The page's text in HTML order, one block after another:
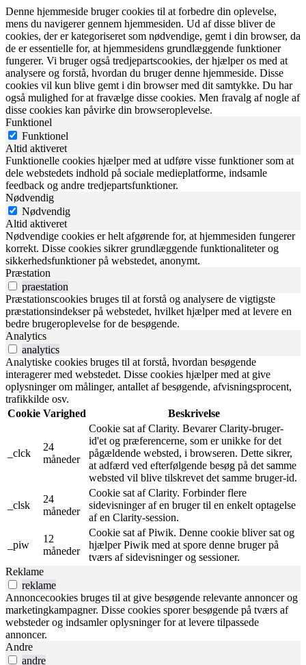
Denne hjemmeside bruger cookies til at forbedre din oplevelse,
mens du navigerer gennem hjemmesiden. Ud af disse bliver de
cookies, der er kategoriseret som nødvendige, gemt i din browser, da
de er essentielle for, at hjemmesidens grundlæggende funktioner
fungerer. Vi bruger også tredjepartscookies, der hjælper os med at
analysere og forstå, hvordan du bruger denne hjemmeside. Disse
cookies vil kun blive gemt i din browser med dit samtykke. Du har
også mulighed for at fravælge disse cookies. Men fravalg af nogle af
disse cookies kan påvirke din browseroplevelse.
Funktionel
Funktionel
Altid aktiveret
Funktionelle cookies hjælper med at udføre visse funktioner som at
dele webstedets indhold på sociale medieplatforme, indsamle
feedback og andre tredjepartsfunktioner.
Nødvendig
Nødvendig
Altid aktiveret
Nødvendige cookies er helt afgørende for, at hjemmesiden fungerer
korrekt. Disse cookies sikrer grundlæggende funktionaliteter og
sikkerhedsfunktioner på webstedet, anonymt.
Præstation
praestation
Præstationscookies bruges til at forstå og analysere de vigtigste
præstationsindekser på webstedet, hvilket hjælper med at levere en
bedre brugeroplevelse for de besøgende.
Analytics
analytics
Analytiske cookies bruges til at forstå, hvordan besøgende
interagerer med webstedet. Disse cookies hjælper med at give
oplysninger om målinger, antallet af besøgende, afvisningsprocent,
trafikkilde osv.
Cookie Varighed Beskrivelse
_clck
24
måneder
Cookie sat af Clarity. Bevarer Clarity-bruger-
id'et og præferencerne, som er unikke for det
pågældende websted, i browseren. Dette sikrer,
at adfærd ved efterfølgende besøg på det samme
websted vil blive tilskrevet det samme bruger-id.
_clsk
24
måneder
Cookie sat af Clarity. Forbinder flere
sidevisninger af en bruger til en enkelt optagelse
af en Clarity-session.
_piw
12
måneder
Cookie sat af Piwik. Denne cookie bliver sat og
hjælper Piwik med at spore denne bruger på
tværs af sidevisninger og sessioner.
Reklame
reklame
Annoncecookies bruges til at give besøgende relevante annoncer og
marketingkampagner. Disse cookies sporer besøgende på tværs af
websteder og indsamler oplysninger for at levere tilpassede
annoncer.
Andre
andre